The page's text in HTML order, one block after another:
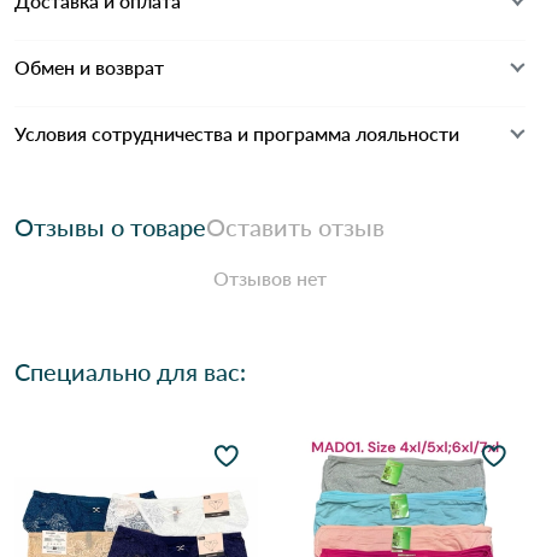
Обмен и возврат
Условия сотрудничества и программа лояльности
Отзывы о товареОставить отзыв
Отзывов нет
Специально для вас: